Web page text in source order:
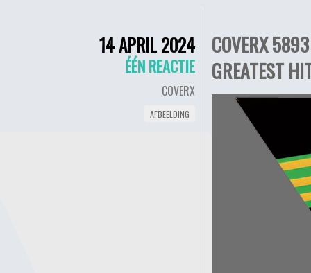
14 APRIL 2024
ÉÉN REACTIE
COVERX
AFBEELDING
COVERX
GREATEST